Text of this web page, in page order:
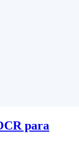
para